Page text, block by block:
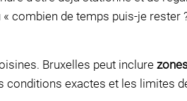
combien de temps puis-je rester
Bruxelles peut inclure
exactes et les limites